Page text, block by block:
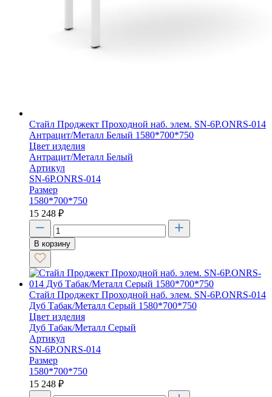
Стайл Проджект Проходной наб. элем. SN-6P.ONRS-014
Антрацит/Металл Белый 1580*700*750
Цвет изделия
Антрацит/Металл Белый
Артикул
SN-6P.ONRS-014
Размер
1580*700*750
15 248 ₽
В корзину
Стайл Проджект Проходной наб. элем. SN-6P.ONRS-014
Дуб Табак/Металл Серый 1580*700*750
Цвет изделия
Дуб Табак/Металл Серый
Артикул
SN-6P.ONRS-014
Размер
1580*700*750
15 248 ₽